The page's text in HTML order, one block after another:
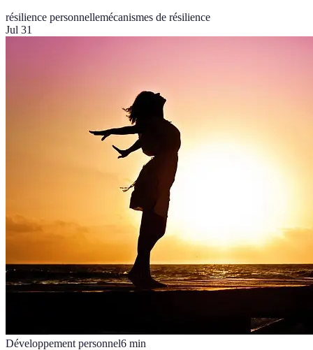
résilience personnellemécanismes de résilience
Jul 31
Développement personnel6 min